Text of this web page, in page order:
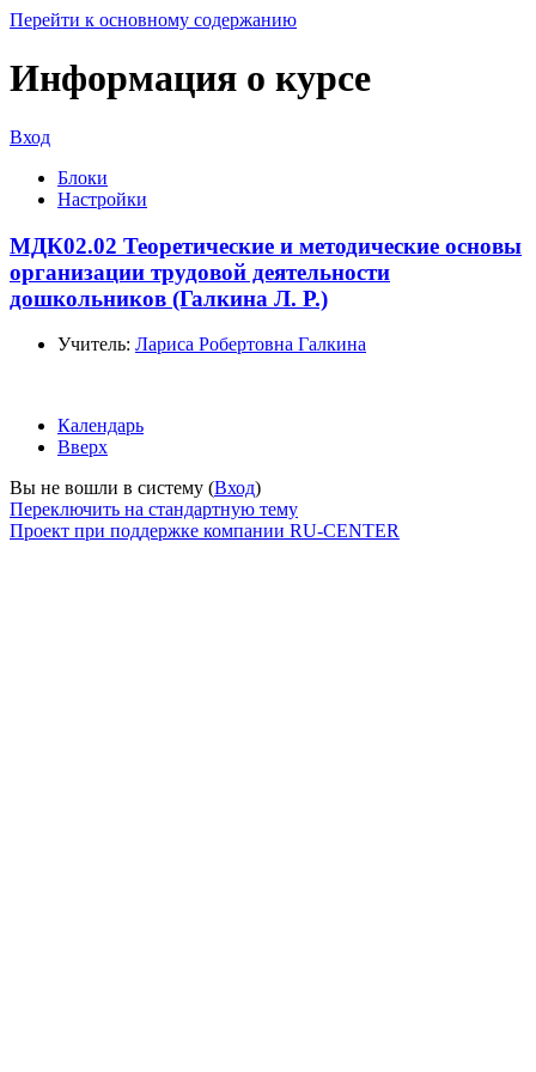
Перейти к основному содержанию
Информация о курсе
Вход
Блоки
Настройки
МДК02.02 Теоретические и методические основы
организации трудовой деятельности
дошкольников (Галкина Л. Р.)
Учитель: Лариса Робертовна Галкина
Календарь
Вверх
Вы не вошли в систему (Вход)
Переключить на стандартную тему
Проект при поддержке компании RU-CENTER